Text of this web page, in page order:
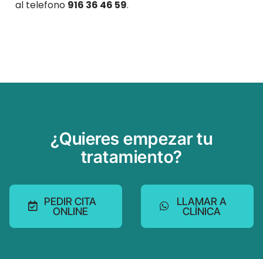
al telefono 916 36 46 59.
¿Quieres empezar tu
tratamiento?
PEDIR CITA
ONLINE
LLAMAR A
CLÍNICA